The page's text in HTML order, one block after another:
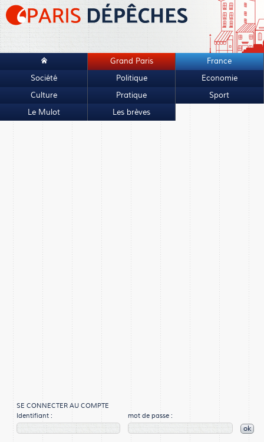
Grand Paris
France
Société
Politique
Economie
Culture
Pratique
Sport
Le Mulot
Les brèves
SE CONNECTER AU COMPTE
Identifiant :
mot de passe :
ok